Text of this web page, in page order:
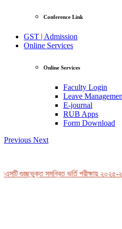
Conference Link
GST | Admission
Online Services
Online Services
Faculty Login
Leave
E-journal
RUB Apps
Form Download
Previous Next
গুচ্ছভুক্ত সমন্বিত ভর্তি পরীক্ষায় ২০২৫-২৬